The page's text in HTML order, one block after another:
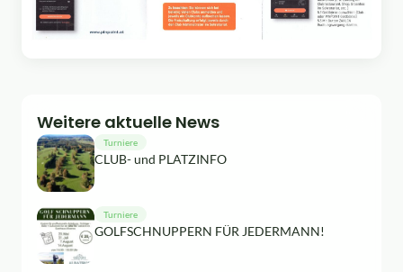
Weitere aktuelle News
Turniere
CLUB- und PLATZINFO
Turniere
GOLFSCHNUPPERN FÜR JEDERMANN!